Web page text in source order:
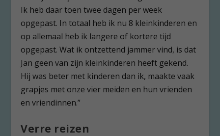
Ik heb daar toen twee dagen per week
opgepast. In totaal heb ik nu 8 kleinkinderen en
op allemaal heb ik langere of kortere tijd
opgepast. Wat ik ontzettend jammer vind, is dat
Jan geen van zijn kleinkinderen heeft gekend.
Hij was beter met kinderen dan ik, maakte vaak
grapjes met onze vier meiden en hun vrienden
en vriendinnen.”
Verre reizen